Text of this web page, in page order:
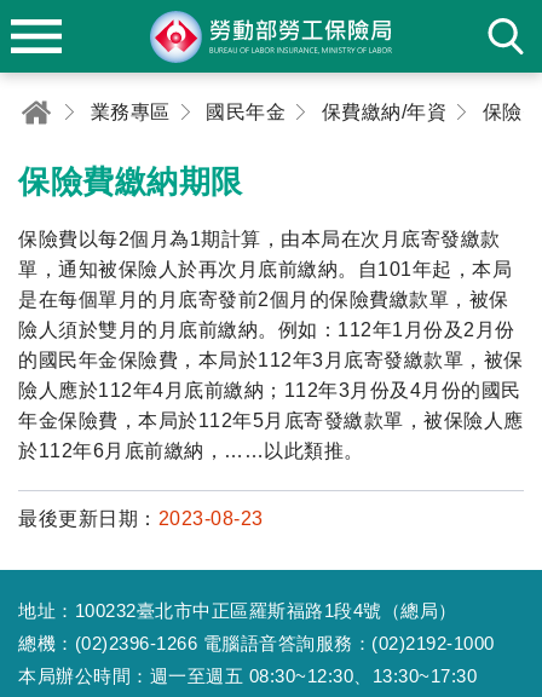
業務專區 國民年金 保費繳納/年資 保險
保險費繳納期限
保險費以每2個月為1期計算，由本局在次月底寄發繳款
單，通知被保險人於再次月底前繳納。自101年起，本局
是在每個單月的月底寄發前2個月的保險費繳款單，被保
險人須於雙月的月底前繳納。例如：112年1月份及2月份
的國民年金保險費，本局於112年3月底寄發繳款單，被保
險人應於112年4月底前繳納；112年3月份及4月份的國民
年金保險費，本局於112年5月底寄發繳款單，被保險人應
於112年6月底前繳納，……以此類推。
最後更新日期： 2023-08-23
地址：100232臺北市中正區羅斯福路1段4號（總局）
總機：(02)2396-1266 電腦語音答詢服務：(02)2192-1000
本局辦公時間：週一至週五 08:30~12:30、13:30~17:30